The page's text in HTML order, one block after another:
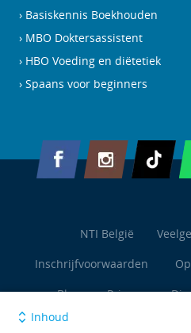
Inhoud
Basiskennis Boekhouden
MBO Doktersassistent
HBO Voeding en diëtetiek
Spaans voor beginners
NTI België
Inschrijfvoorwaarden
Blog
Privacy